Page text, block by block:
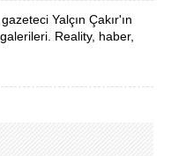
Yalçın Çakır'ın
Reality, haber,